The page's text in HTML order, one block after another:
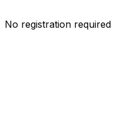
No registration required